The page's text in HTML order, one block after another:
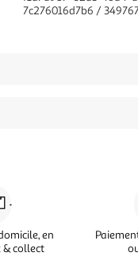
7c276016d7b6 /
en
& collect